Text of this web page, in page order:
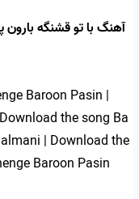
آهنگ با تو قشنگه
Baroon Pasin |
the song Ba
| Download the
Baroon Pasin